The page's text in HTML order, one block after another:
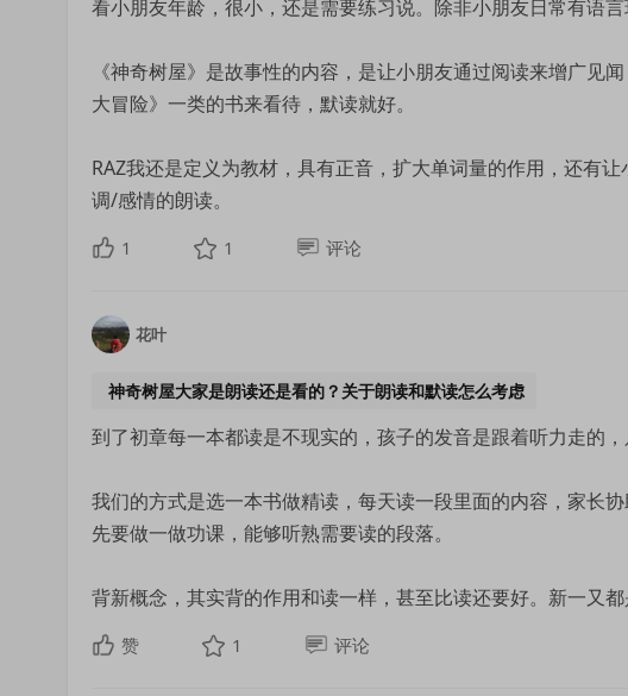
看小朋友年龄，很小，还是需要练习说。除非小朋友日常有语
《神奇树屋》是故事性的内容，是让小朋友通过阅读来增广见
大冒险》一类的书来看待，默读就好。
RAZ我还是定义为教材，具有正音，扩大单词量的作用，还有
调/感情的朗读。
1 1 评论
花叶
神奇树屋大家是朗读还是看的？关于朗读和默读怎么考虑
到了初章每一本都读是不现实的，孩子的发音是跟着听力走的，
我们的方式是选一本书做精读，每天读一段里面的内容，家长
先要做一做功课，能够听熟需要读的段落。
背新概念，其实背的作用和读一样，甚至比读还要好。新一又都
赞 1 评论